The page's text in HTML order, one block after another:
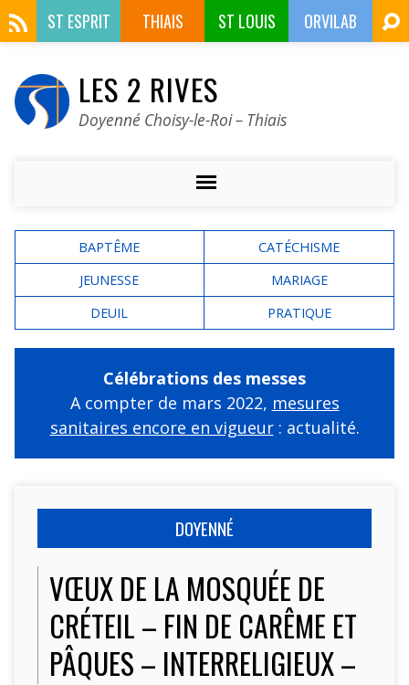
ST ESPRIT THIAIS ST LOUIS ORVILAB
LES 2 RIVES
Doyenné Choisy-le-Roi – Thiais
BAPTÊME
CATÉCHISME
JEUNESSE
MARIAGE
DEUIL
PRATIQUE
Célébrations des messes
A compter de mars 2022, mesures
sanitaires encore en vigueur: actualité.
DOYENNÉ
VŒUX DE LA MOSQUÉE DE
CRÉTEIL – FIN DE CARÊME ET
PÂQUES – INTERRELIGIEUX –